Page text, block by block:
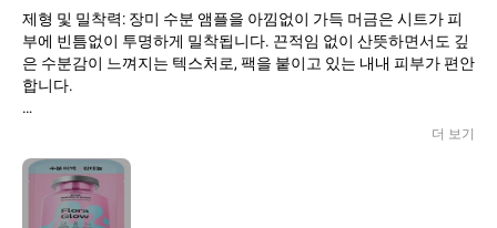
제형 및 밀착력: 장미 수분 앰플을 아낌없이 가득 머금은 시트가 피
부에 빈틈없이 투명하게 밀착됩니다. 끈적임 없이 산뜻하면서도 깊
은 수분감이 느껴지는 텍스처로, 팩을 붙이고 있는 내내 피부가 편안
합니다.
​효과 (결 케어 & 광채): 지친 피부에 즉각적으로 수분을 충전해 주어
맑은 장미 빛 생기 광채가 올라와 칙칙해 보였던 안색이 한 층 화사
해지는 것을 느낄 수 있습니다.
더 보기